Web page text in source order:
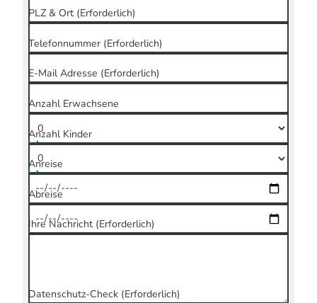
PLZ & Ort (Erforderlich)
Telefonnummer (Erforderlich)
E-Mail Adresse (Erforderlich)
Anzahl Erwachsene
Anzahl Kinder
Anreise
Abreise
Ihre Nachricht (Erforderlich)
Datenschutz-Check (Erforderlich)